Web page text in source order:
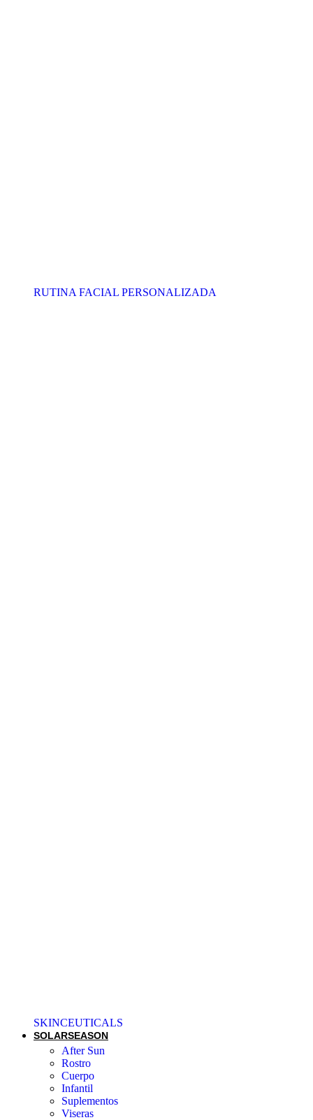
RUTINA FACIAL PERSONALIZADA
SKINCEUTICALS
SOLARSEASON
After Sun
Rostro
Cuerpo
Infantil
Suplementos
Viseras